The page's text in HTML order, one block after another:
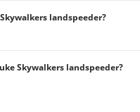
landspeeder?
Skywalkers landspeeder?